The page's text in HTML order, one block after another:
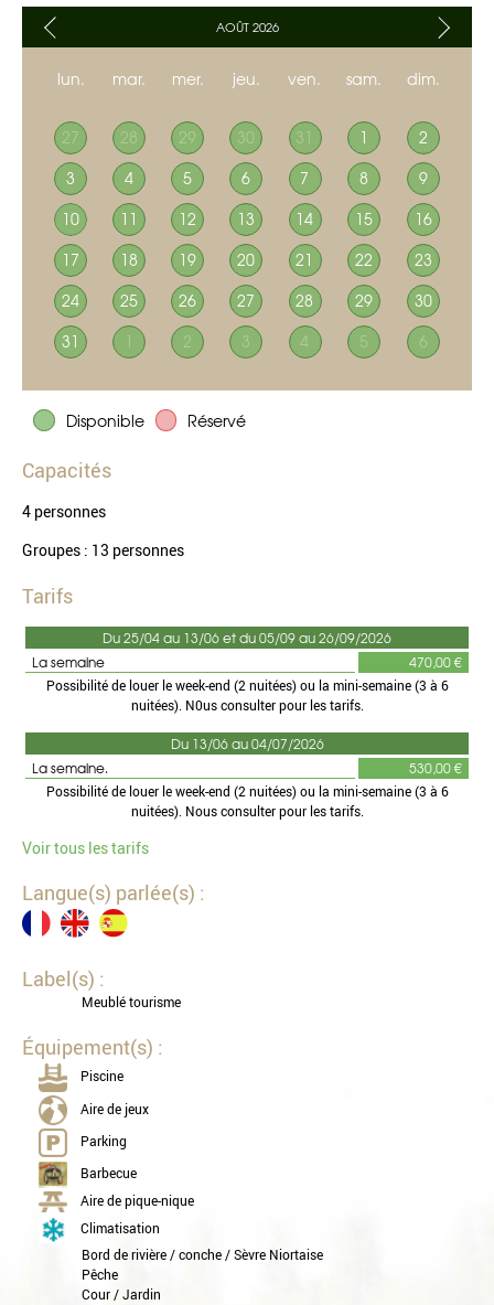
AOÛT 2026
lun. mar. mer. jeu. ven. sam. dim.
27 28 29 30 31 1
2
3
4 5 6 7 8
9
10
11 12 13 14 15
16
17
18 19 20 21 22
23
24
25 26 27 28 29
30
31
1 2 3 4 5 6
Disponible Réservé
Capacités
4 personnes
Groupes : 13 personnes
Tarifs
Possibilité de louer le week-end (2 nuitées) ou la mini-semaine (3 à 6
nuitées). N0us consulter pour les tarifs.
Du 25/04 au 13/06 et du 05/09 au 26/09/2026
La semaine
470,00 €
Possibilité de louer le week-end (2 nuitées) ou la mini-semaine (3 à 6
nuitées). Nous consulter pour les tarifs.
Du 13/06 au 04/07/2026
La semaine.
530,00 €
Voir tous les tarifs
Langue(s) parlée(s) :
Label(s) :
Meublé tourisme
Équipement(s) :
Piscine
Aire de jeux
Parking
Barbecue
Aire de pique-nique
Climatisation
Bord de rivière / conche / Sèvre Niortaise
Pêche
Cour / Jardin